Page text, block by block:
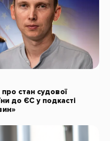
стан судової
до ЄС у подкасті